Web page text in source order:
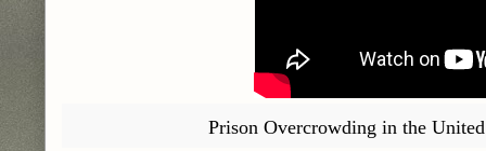
Prison Overcrowding in the